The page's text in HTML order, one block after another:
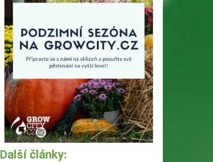
Další články: